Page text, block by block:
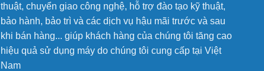
thuật, chuyển giao công nghệ, hỗ trợ đào tạo kỹ thuật,
bảo hành, bảo trì và các dịch vụ hậu mãi trước và sau
khi bán hàng... giúp khách hàng của chúng tôi tăng cao
hiệu quả sử dụng máy do chúng tôi cung cấp tại Việt
Nam